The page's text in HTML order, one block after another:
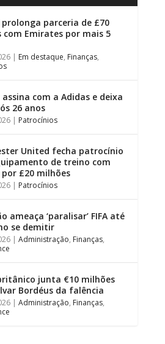
prolonga parceria de £70
com Emirates por mais 5
| Em destaque, Finanças,
assina com a Adidas e deixa
26 anos
| Patrocínios
United fecha patrocínio
de treino com
£20 milhões
| Patrocínios
ameaça ‘paralisar’ FIFA até
se demitir
| Administração, Finanças,
junta €10 milhões
Bordéus da falência
| Administração, Finanças,